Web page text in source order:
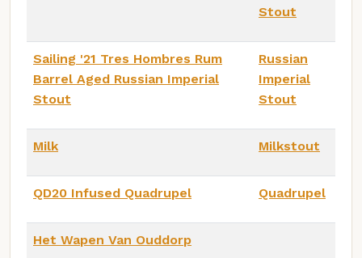
Stout
Sailing '21 Tres Hombres Rum
Barrel Aged Russian Imperial
Stout
Russian
Imperial
Stout
Milk Milkstout
QD20 Infused Quadrupel Quadrupel
Het Wapen Van Ouddorp